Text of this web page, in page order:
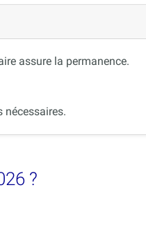
assure la permanence.
nécessaires.
?